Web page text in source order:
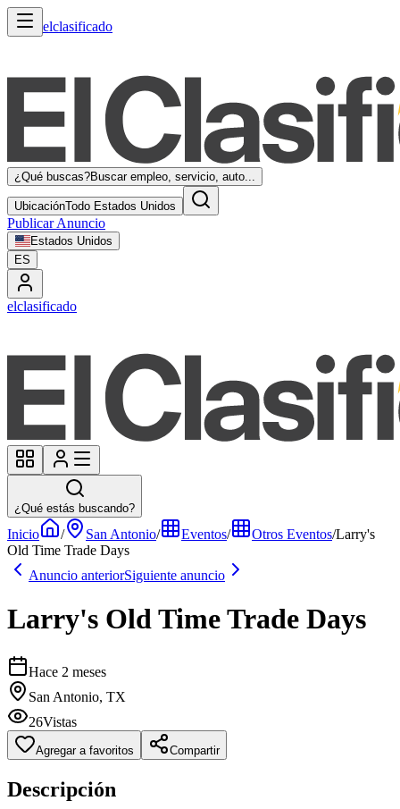
elclasificado
¿Qué buscas?Buscar empleo, servicio, auto...
UbicaciónTodo Estados Unidos
Publicar Anuncio
Estados Unidos
ES
elclasificado
¿Qué estás buscando?
Inicio / San Antonio/ Eventos/ Otros Eventos/Larry's
Old Time Trade Days
Anuncio anteriorSiguiente anuncio
Larry's Old Time Trade Days
Hace 2 meses
San Antonio, TX
26Vistas
Agregar a favoritos Compartir
Descripción